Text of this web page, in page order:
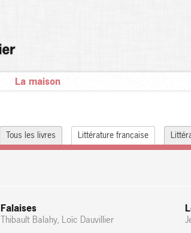
La maison
Tous les livres Littérature française
Falaises
Thibault Balahy, Loïc Dauvillier